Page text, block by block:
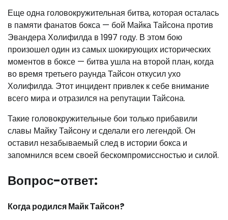
Еще одна головокружительная битва, которая осталась
в памяти фанатов бокса — бой Майка Тайсона против
Эвандера Холифилда в 1997 году. В этом бою
произошел один из самых шокирующих исторических
моментов в боксе — битва ушла на второй план, когда
во время третьего раунда Тайсон откусил ухо
Холифилда. Этот инцидент привлек к себе внимание
всего мира и отразился на репутации Тайсона.
Такие головокружительные бои только прибавили
славы Майку Тайсону и сделали его легендой. Он
оставил незабываемый след в истории бокса и
запомнился всем своей бескомпромиссностью и силой.
Вопрос-ответ:
Когда родился Майк Тайсон?